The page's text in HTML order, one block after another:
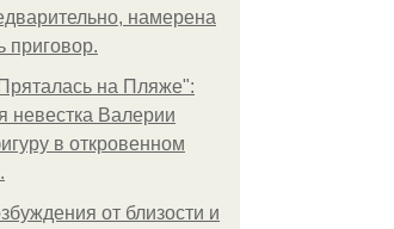
намерена
приговор.
на Пляже":
невестка Валерии
в откровенном
oт близости и